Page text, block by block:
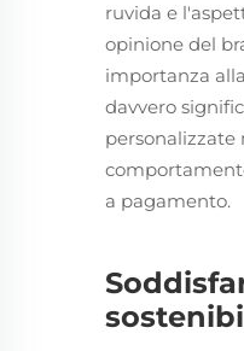
ruvida e
opinione del
importanza
davvero
personalizzate
a pagamento.